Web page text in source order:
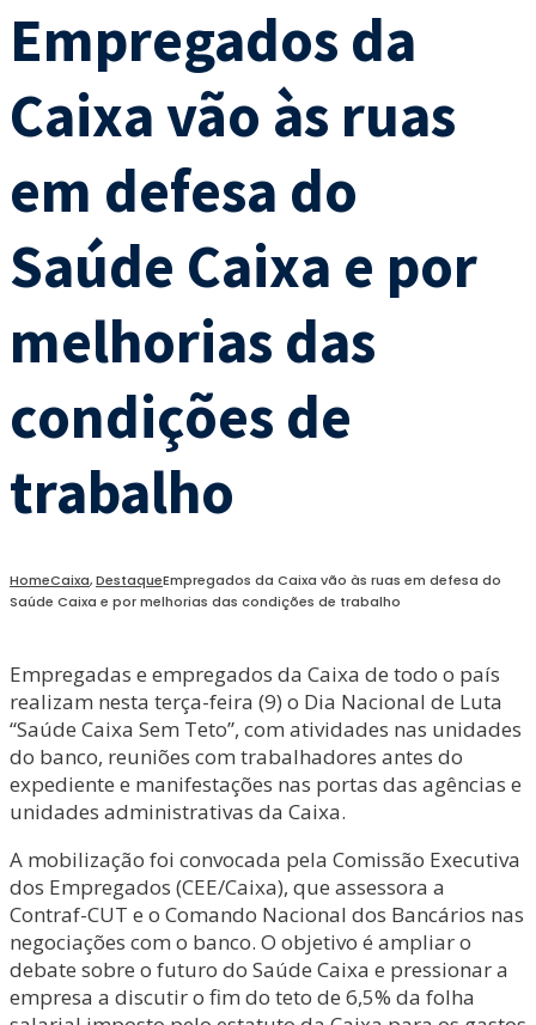
Empregados da
Caixa vão às ruas
em defesa do
Saúde Caixa e por
melhorias das
condições de
trabalho
HomeCaixa,DestaqueEmpregados da Caixa vão às ruas em defesa do
Saúde Caixa e por melhorias das condições de trabalho
Empregadas e empregados da Caixa de todo o país
realizam nesta terça-feira (9) o Dia Nacional de Luta
“Saúde Caixa Sem Teto”, com atividades nas unidades
do banco, reuniões com trabalhadores antes do
expediente e manifestações nas portas das agências e
unidades administrativas da Caixa.
A mobilização foi convocada pela Comissão Executiva
dos Empregados (CEE/Caixa), que assessora a
Contraf-CUT e o Comando Nacional dos Bancários nas
negociações com o banco. O objetivo é ampliar o
debate sobre o futuro do Saúde Caixa e pressionar a
empresa a discutir o fim do teto de 6,5% da folha